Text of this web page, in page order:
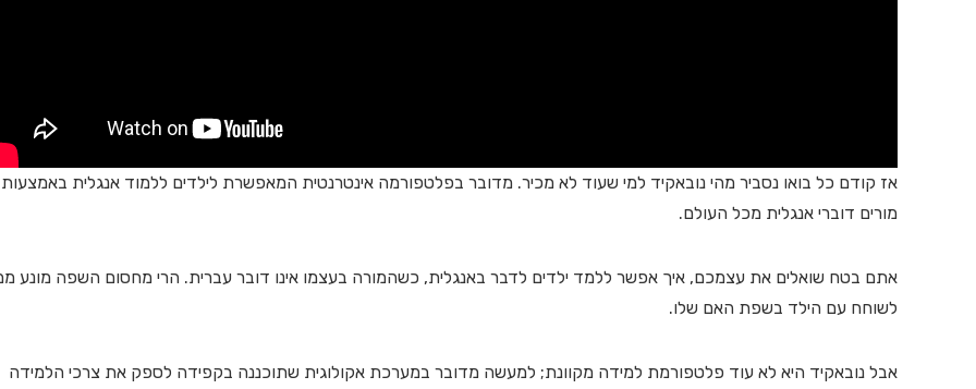
אז קודם כל בואו נסביר מהי נובאקיד למי שעוד לא מכיר. מדובר בפלטפורמה אינטרנטית המאפשרת לילדים ללמוד אנגלית באמצעות
מורים דוברי אנגלית מכל העולם.
אתם בטח שואלים את עצמכם, איך אפשר ללמד ילדים לדבר באנגלית, כשהמורה בעצמו אינו דובר עברית. הרי מחסום השפה מונע
לשוחח עם הילד בשפת האם שלו.
אבל נובאקיד היא לא עוד פלטפורמת למידה מקוונת; למעשה מדובר במערכת אקולוגית שתוכננה בקפידה לספק את צרכי הלמידה